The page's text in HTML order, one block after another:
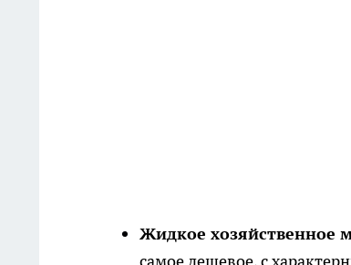
Жидкое хозяйственное